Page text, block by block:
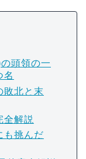
頭領の一
名
敗北と末
全解説
も挑んだ